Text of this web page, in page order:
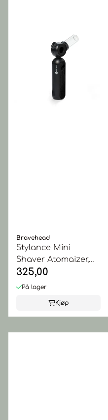
Bravehead
Stylance Mini
Shaver Atomaizer,
Black
325,00
På lager
Kjøp